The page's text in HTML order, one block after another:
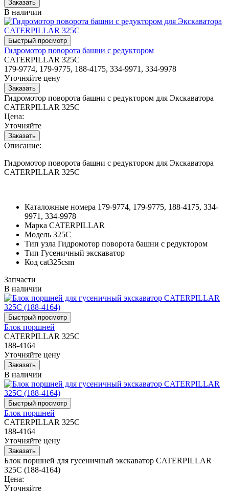
В наличии
Гидромотор поворота башни с редуктором
CATERPILLAR 325C
179-9774, 179-9775, 188-4175, 334-9971, 334-9978
Уточняйте цену
Гидромотор поворота башни с редуктором для Экскаватора
CATERPILLAR 325C
Цена:
Уточняйте
Описание:
Гидромотор поворота башни с редуктором для Экскаватора
CATERPILLAR 325C
Каталожные номера 179-9774, 179-9775, 188-4175, 334-
9971, 334-9978
Марка CATERPILLAR
Модель 325C
Тип узла Гидромотор поворота башни с редуктором
Тип Гусеничный экскаватор
Код cat325csm
Запчасти
В наличии
Блок поршней
CATERPILLAR 325C
188-4164
Уточняйте цену
В наличии
Блок поршней
CATERPILLAR 325C
188-4164
Уточняйте цену
Блок поршней для гусеничный экскаватор CATERPILLAR
325C (188-4164)
Цена:
Уточняйте